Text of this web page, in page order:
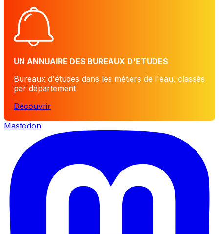
UN ANNUAIRE DES BUREAUX D'ETUDES
Bureaux d'études dans les métiers de l'eau, classés
par département
Découvrir
Mastodon